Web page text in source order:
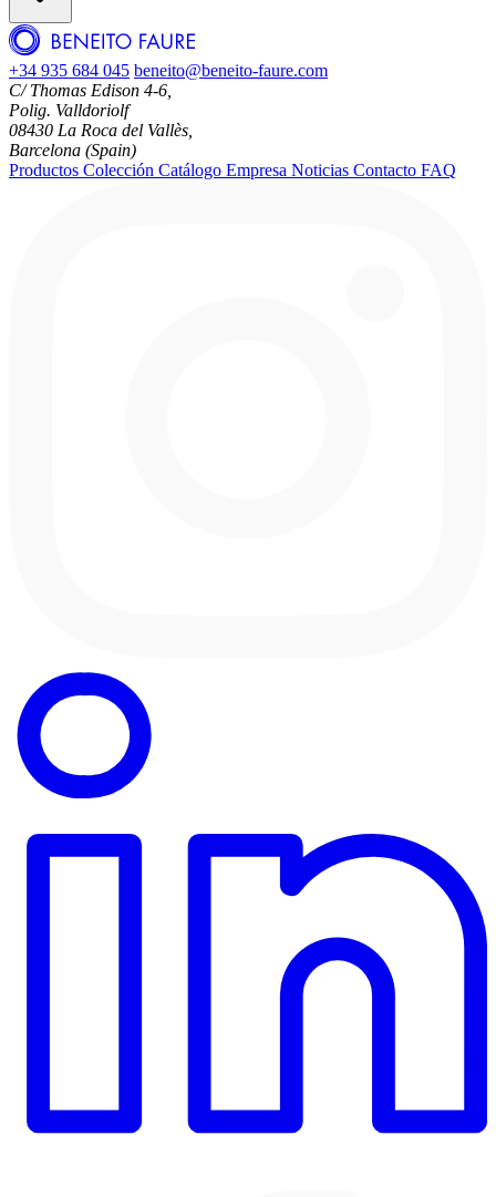
+34 935 684 045 beneito@beneito-faure.com
C/ Thomas Edison 4-6,
Polig. Valldoriolf
08430 La Roca del Vallès,
Barcelona (Spain)
Productos Colección Catálogo Empresa Noticias Contacto FAQ